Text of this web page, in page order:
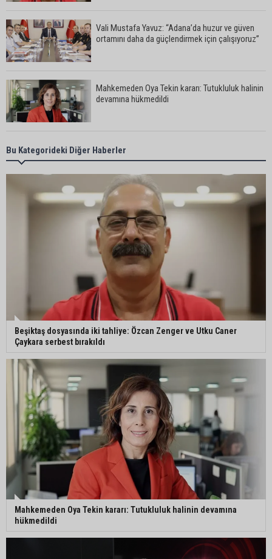
Vali Mustafa Yavuz: “Adana’da huzur ve güven
ortamını daha da güçlendirmek için çalışıyoruz”
Mahkemeden Oya Tekin kararı: Tutukluluk halinin
devamına hükmedildi
Adana’da taziye evinde silahlı kavga kamerada:
Çok sayıda polis ekibi olay yerine sevk edildi
Adana’da parktaki OED cihazını çalan şüpheli
tutuklandı
Seyhan’da fırın ve pastanelere hijyen denetimi
gerçekleştirildi
Eski polis memuru Ergün Karakaya’nın
öldürüldüğü silahlı kavganın görüntüleri ortaya
İmamoğlu’nda hijyen ve etiket kontrolü
Mustafa Özkan: "Yüreğir Belediye Başkan
Vekilliği seçimine ilişkin hukuki süreç başlatıldı"
Bu Kategorideki Diğer Haberler
Beşiktaş dosyasında iki tahliye: Özcan Zenger ve Utku Caner
Çaykara serbest bırakıldı
Mahkemeden Oya Tekin kararı: Tutukluluk halinin devamına
hükmedildi